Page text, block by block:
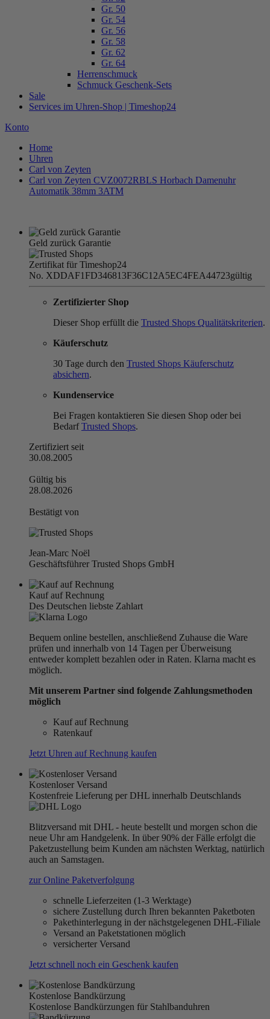
Gr. 50
Gr. 54
Gr. 56
Gr. 58
Gr. 62
Gr. 64
Herrenschmuck
Schmuck Geschenk-Sets
Sale
Services im Uhren-Shop | Timeshop24
Konto
Home
Uhren
Carl von Zeyten
Carl von Zeyten CVZ0072RBLS Horbach Damenuhr
Automatik 38mm 3ATM
Geld zurück Garantie
Zertifikat für Timeshop24
No. XDDAF1FD346813F36C12A5EC4FEA44723gültig
Zertifizierter Shop
Dieser Shop erfüllt die Trusted Shops Qualitätskriterien.
Käuferschutz
30 Tage durch den Trusted Shops Käuferschutz
absichern.
Kundenservice
Bei Fragen kontaktieren Sie diesen Shop oder bei
BedarfTrusted Shops.
Zertifiziert seit
30.08.2005
Gültig bis
28.08.2026
Bestätigt von
Jean-Marc Noël
Geschäftsführer Trusted Shops GmbH
Kauf auf Rechnung
Des Deutschen liebste Zahlart
Bequem online bestellen, anschließend Zuhause die Ware
prüfen und innerhalb von 14 Tagen per Überweisung
entweder komplett bezahlen oder in Raten. Klarna macht es
möglich.
Mit unserem Partner sind folgende Zahlungsmethoden
möglich
Kauf auf Rechnung
Ratenkauf
Jetzt Uhren auf Rechnung kaufen
Kostenloser Versand
Kostenfreie Lieferung per DHL innerhalb Deutschlands
Blitzversand mit DHL - heute bestellt und morgen schon die
neue Uhr am Handgelenk. In über 90% der Fälle erfolgt die
Paketzustellung beim Kunden am nächsten Werktag, natürlich
auch an Samstagen.
zur Online Paketverfolgung
schnelle Lieferzeiten (1-3 Werktage)
sichere Zustellung durch Ihren bekannten Paketboten
Pakethinterlegung in der nächstgelegenen DHL-Filiale
Versand an Paketstationen möglich
versicherter Versand
Jetzt schnell noch ein Geschenk kaufen
Kostenlose Bandkürzung
Kostenlose Bandkürzungen für Stahlbanduhren